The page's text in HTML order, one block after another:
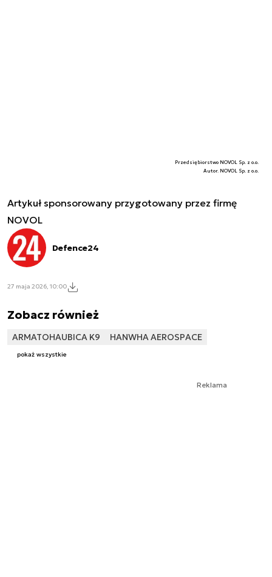
Przedsiębiorstwo NOVOL Sp. z o.o.
Autor. NOVOL Sp. z o.o.
Artykuł sponsorowany przygotowany przez firmę
NOVOL
Defence24
27 maja 2026, 10:00
Zobacz również
ARMATOHAUBICA K9 HANWHA AEROSPACE
pokaż wszystkie
Reklama